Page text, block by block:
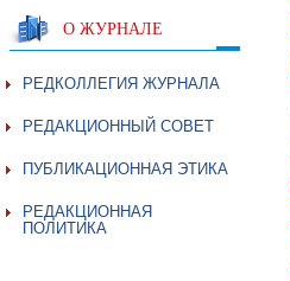
О ЖУРНАЛЕ
РЕДКОЛЛЕГИЯ ЖУРНАЛА
РЕДАКЦИОННЫЙ СОВЕТ
ПУБЛИКАЦИОННАЯ ЭТИКА
РЕДАКЦИОННАЯ
ПОЛИТИКА